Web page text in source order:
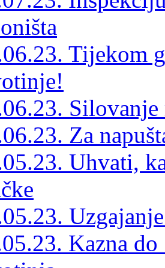
Tijekom
Za
Uhvati,
Kazna